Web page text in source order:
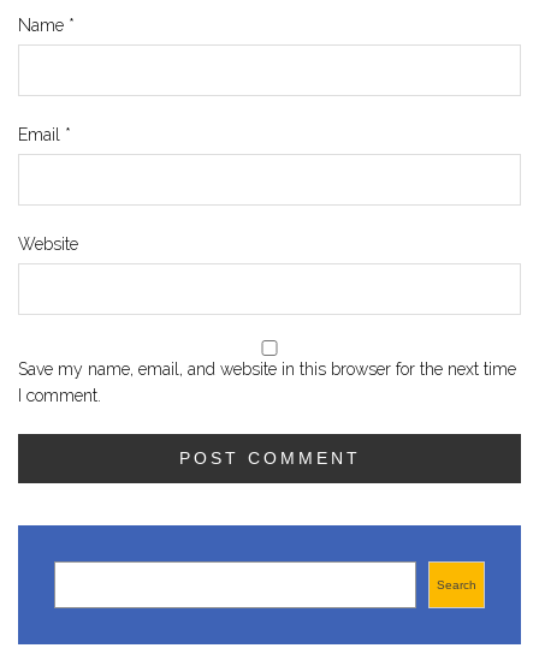
Name *
Email *
Website
Save my name, email, and website in this browser for the next time
I comment.
Search